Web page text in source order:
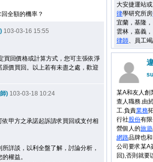
大安捷運站
律學研究所房
宜蘭，基隆
雲林，嘉義
律師、員工
回全額的機率？
103-03-16 15:55
買回價格或計算方式，您可主張依淨
價買回。以上若有未盡之處，歡迎
) 103-03-18 10:24
甲方之承諾起訴請求買回或支付相
詳談，以利全盤了解，討論分析，
權益。
某A和友人創
查人職務.由
工.負責業務
行社股份有
營個人的旅遊
網路品牌也
公司要求某A
回),否則就要